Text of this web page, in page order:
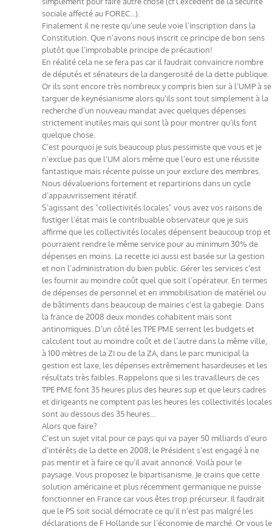
sociale affecté au FOREC…).
Finalement il ne reste qu’une seule voie l’inscription dans la
Constitution. Que n’avons nous inscrit ce principe de bon sens
plutôt que l’improbable principe de précaution!
En réalité cela ne se fera pas car il faudrait convaincre nombre
de députés et sénateurs de la dangerosité de la dette publique.
Or ils sont encore très nombreux y compris bien sur à l’UMP à se
targuer de keynésianisme alors qu’ils sont tout simplement à la
recherche d’un nouveau mandat avec quelques dépenses
strictement inutiles mais qui sont là pour montrer qu’ils font
quelque chose.
C’est pourquoi je suis beaucoup plus pessimiste que vous et je
n’exclue pas que l’UM alors même que l’euro est une réussite
fantastique mais récente puisse un jour exclure des membres.
Nous dévaluerions fortement et repartirions dans un cycle
d’appauvrissement itératif.
S’agissant des "collectivités locales" vous avez vos raisons de
fustiger l’état mais le contribuable observateur que je suis
affirme que les collectivités locales dépensent beaucoup trop et
pourraient rendre le même service pour au minimum 30% de
dépenses en moins. La recette ici aussi est basée sur la gestion
et non l’administration du bien public. Gérer les services c’est
les fournir au moindre coût quel que soit l’opérateur. En termes
de dépenses de personnel et en immobilisation de matériel ou
de bâtiments dans beaucoup de mairies c’est la gabegie. Dans
la france de 2008 deux mondes cohabitent mais sont
antinomiques. D’un côté les TPE PME serrent les budgets et
calculent tout au moindre coût et de l’autre dans la même ville,
à 100 mètres de la ZI ou de la ZA, dans le parc municipal la
gestion est laxe, les dépenses extrêmement hasardeuses et les
résultats très faibles. Rappelons que si les travailleurs de ces
TPE PME font 35 heures plus des heures sup et que leurs cadres
et dirigeants ne comptent pas les heures les collectivités locales
sont au dessous des 35 heures…
Alors que faire?
C’est un sujet vital pour ce pays qui va payer 50 milliards d’euro
d’intérêts de la dette en 2008; le Président s’est engagé à ne
pas mentir et à faire ce qu’il avait annoncé. Voilà pour le
paysage. Vous proposez le bipartisanisme. Je crains que cette
solution américaine et plus récemment germanique ne puisse
fonctionner en France car vous êtes trop précurseur. Il faudrait
que le PS soit social démocrate ce qu’il n’est pas malgré les
déclarations de F Hollande sur l’économie de marché. Or vous le